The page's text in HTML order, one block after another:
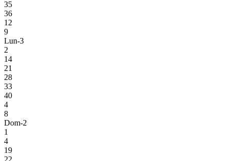
35
36
12
9
Lun-3
2
14
21
28
33
40
4
8
Dom-2
1
4
19
22